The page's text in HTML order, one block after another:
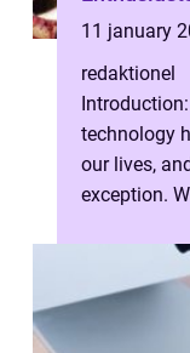
11 january
redaktionel
technology
our lives,
exception.